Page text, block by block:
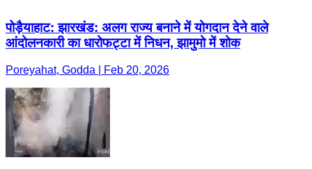
पोड़ैयाहाट: झारखंड: अलग राज्य बनाने में योगदान देने वाले
आंदोलनकारी का धारोफट्टा में निधन, झामुमो में शोक
Poreyahat, Godda | Feb 20, 2026